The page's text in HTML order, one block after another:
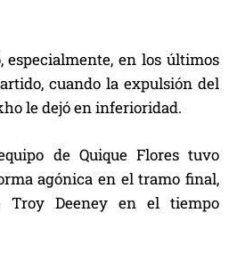
en los últimos
cuando la expulsión del
le dejó en inferioridad.
de Quique Flores tuvo
agónica en el tramo final,
Troy Deeney en el tiempo